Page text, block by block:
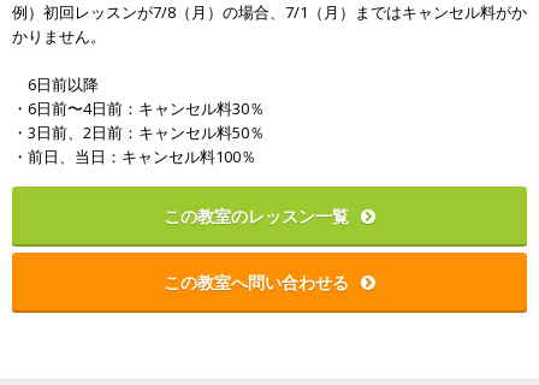
例）初回レッスンが7/8（月）の場合、7/1（月）まではキャンセル料がか
かりません。
6日前以降
・6日前〜4日前：キャンセル料30％
・3日前、2日前：キャンセル料50％
・前日、当日：キャンセル料100％
この教室のレッスン一覧
この教室へ問い合わせる